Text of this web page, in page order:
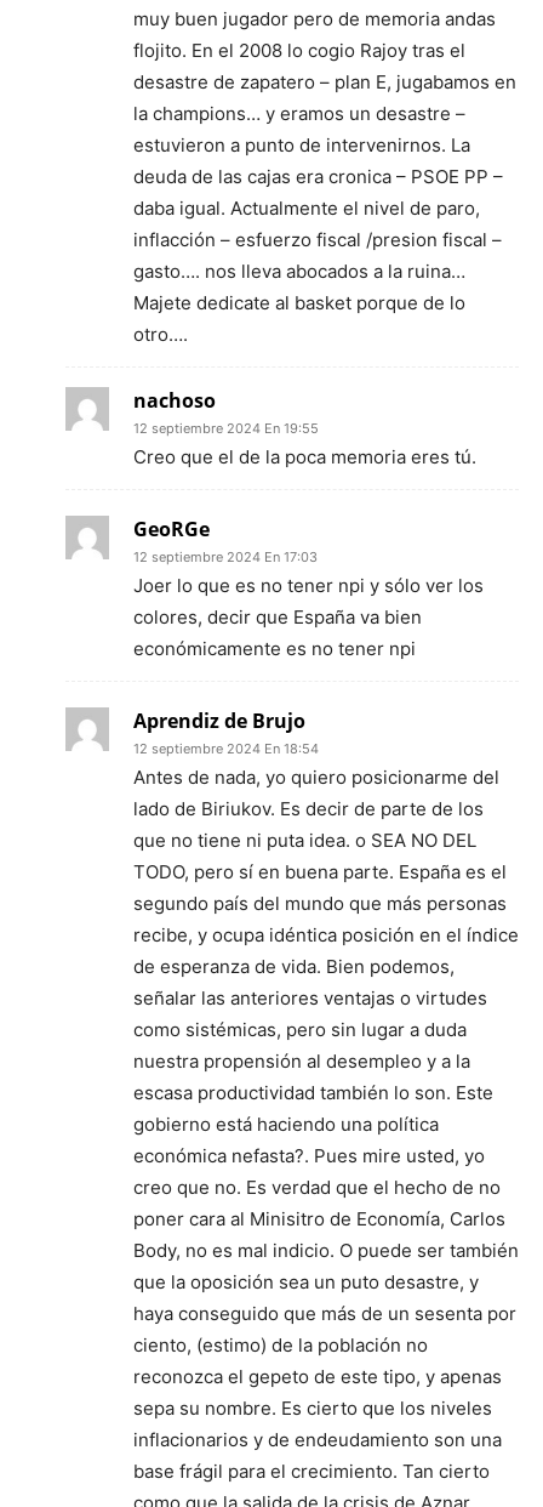
muy buen jugador pero de memoria andas
flojito. En el 2008 lo cogio Rajoy tras el
desastre de zapatero – plan E, jugabamos en
la champions… y eramos un desastre –
estuvieron a punto de intervenirnos. La
deuda de las cajas era cronica – PSOE PP –
daba igual. Actualmente el nivel de paro,
inflacción – esfuerzo fiscal /presion fiscal –
gasto…. nos lleva abocados a la ruina…
Majete dedicate al basket porque de lo
otro….
nachoso
12 septiembre 2024 En 19:55
Creo que el de la poca memoria eres tú.
GeoRGe
12 septiembre 2024 En 17:03
Joer lo que es no tener npi y sólo ver los
colores, decir que España va bien
económicamente es no tener npi
Aprendiz de Brujo
12 septiembre 2024 En 18:54
Antes de nada, yo quiero posicionarme del
lado de Biriukov. Es decir de parte de los
que no tiene ni puta idea. o SEA NO DEL
TODO, pero sí en buena parte. España es el
segundo país del mundo que más personas
recibe, y ocupa idéntica posición en el índice
de esperanza de vida. Bien podemos,
señalar las anteriores ventajas o virtudes
como sistémicas, pero sin lugar a duda
nuestra propensión al desempleo y a la
escasa productividad también lo son. Este
gobierno está haciendo una política
económica nefasta?. Pues mire usted, yo
creo que no. Es verdad que el hecho de no
poner cara al Minisitro de Economía, Carlos
Body, no es mal indicio. O puede ser también
que la oposición sea un puto desastre, y
haya conseguido que más de un sesenta por
ciento, (estimo) de la población no
reconozca el gepeto de este tipo, y apenas
sepa su nombre. Es cierto que los niveles
inflacionarios y de endeudamiento son una
base frágil para el crecimiento. Tan cierto